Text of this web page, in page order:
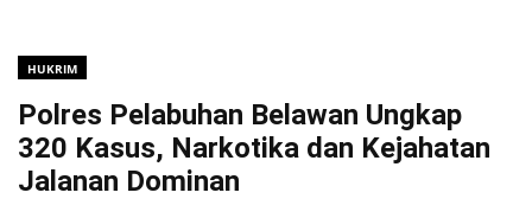
HUKRIM
Polres Pelabuhan Belawan Ungkap
320 Kasus, Narkotika dan Kejahatan
Jalanan Dominan